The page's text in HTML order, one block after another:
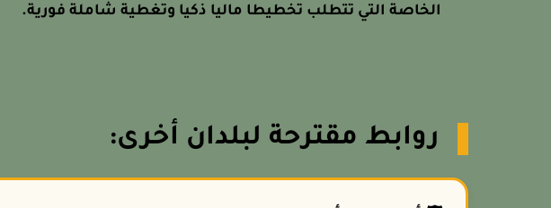
الخاصة التي تتطلب تخطيطا ماليا ذكيا وتغطية شاملة فورية.
روابط مقترحة لبلدان أخرى: